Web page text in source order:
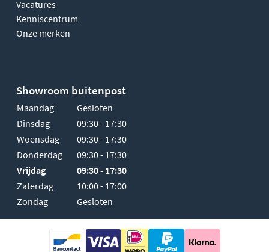
Vacatures
Kenniscentrum
Onze merken
Showroom buitenpost
Maandag
Gesloten
Dinsdag
09:30 - 17:30
Woensdag
09:30 - 17:30
Donderdag
09:30 - 17:30
Vrijdag
09:30 - 17:30
Zaterdag
10:00 - 17:00
Zondag
Gesloten